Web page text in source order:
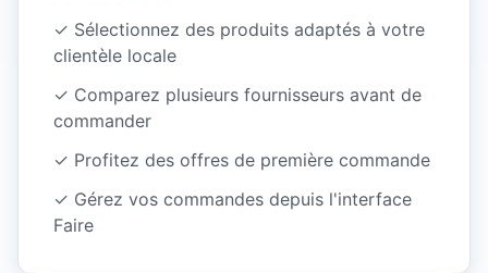
✓ Sélectionnez des produits adaptés à votre
clientèle locale
✓ Comparez plusieurs fournisseurs avant de
commander
✓ Profitez des offres de première commande
✓ Gérez vos commandes depuis l'interface
Faire